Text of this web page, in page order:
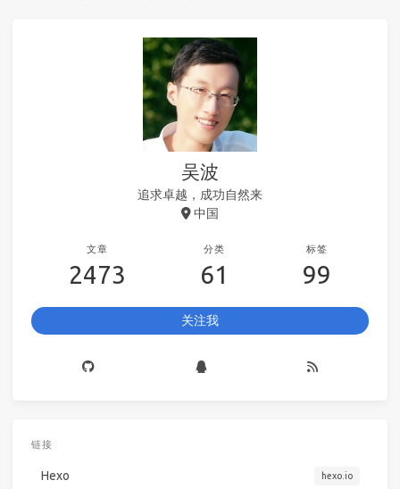
吴波
追求卓越，成功自然来
中国
文章
2473
分类
61
标签
99
关注我
链接
Hexo hexo.io